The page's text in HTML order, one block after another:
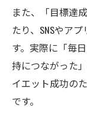
また、「目標達
たり、SNSやア
す。実際に「毎
持につながった
イエット成功の
です。